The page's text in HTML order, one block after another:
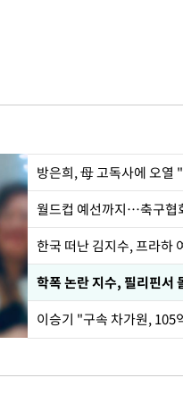
방은희, 母 고독사에 오열
월드컵 예선까지…축구협
한국 떠난 김지수, 프라하
학폭 논란 지수, 필리핀서
이승기 "구속 차가원, 105